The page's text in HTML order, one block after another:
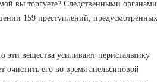
вы торгуете? Следственными органами
159 преступлений, предусмотренных
эти вещества усиливают перистальтику
очистить его во время апельсиновой